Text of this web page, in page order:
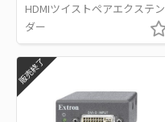
HDMIツイストペアエクステン
ダー
販売終了